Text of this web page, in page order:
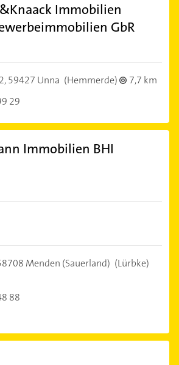
Immobilien
GbR
59427 Unna (Hemmerde)
7,7 km
29
Immobilien BHI
Menden (Sauerland) (Lürbke)
88